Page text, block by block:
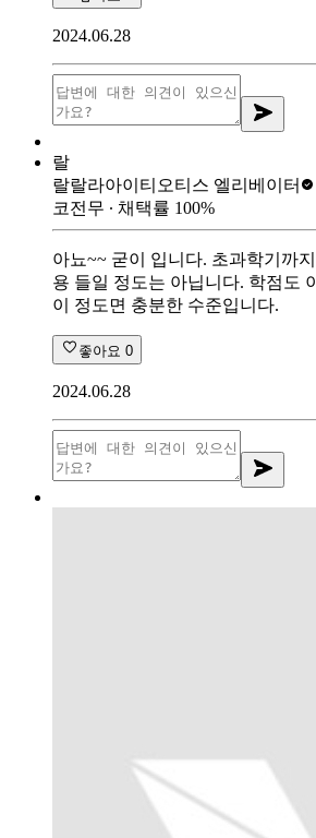
2024.06.28
랄
랄랄라아이티 오티스 엘리베이터
코전무 ∙ 채택률 100%
아뇨~~ 굳이 입니다. 초과학기까
용 들일 정도는 아닙니다. 학점도
이 정도면 충분한 수준입니다.
좋아요 0
2024.06.28